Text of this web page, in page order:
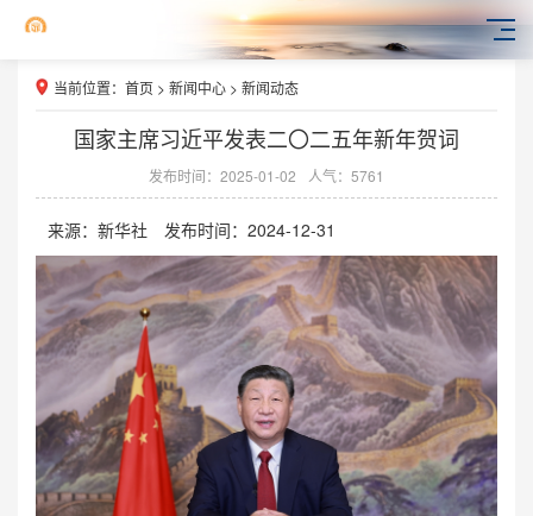
当前位置： 首页 > 新闻中心 > 新闻动态
国家主席习近平发表二〇二五年新年贺词
发布时间：2025-01-02 人气：5761
来源： 新华社 发布时间： 2024-12-31